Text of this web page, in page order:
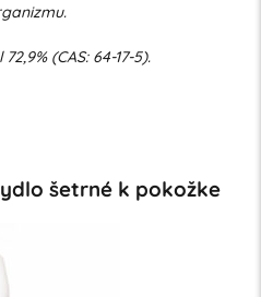
(CAS: 64-17-5).
šetrné k pokožke